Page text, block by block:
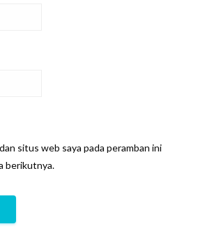
situs web saya pada peramban ini
berikutnya.